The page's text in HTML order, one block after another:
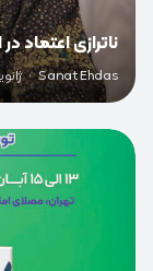
ناترازی اعتماد
Sanat Ehdas
· ژانویه
0